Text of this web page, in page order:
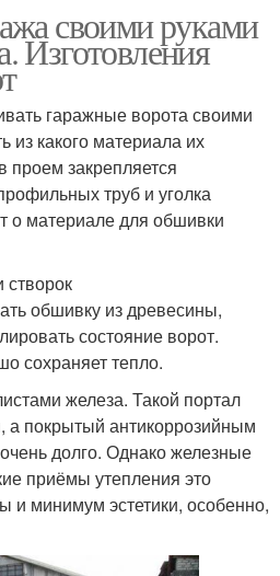
своими руками
Изготовления
гаражные ворота своими
из какого материала их
проем закрепляется
труб и уголка
о материале для обшивки
обшивку из древесины,
состояние ворот.
сохраняет тепло.
железа. Такой портал
а покрытый антикоррозийным
долго. Однако железные
приёмы утепления это
и минимум эстетики, особенно,